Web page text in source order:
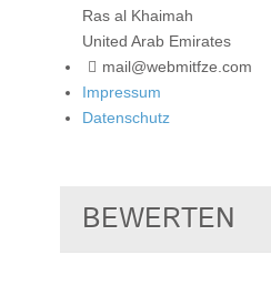
Ras al Khaimah
United Arab Emirates
mail@webmitfze.com
Impressum
Datenschutz
BEWERTEN